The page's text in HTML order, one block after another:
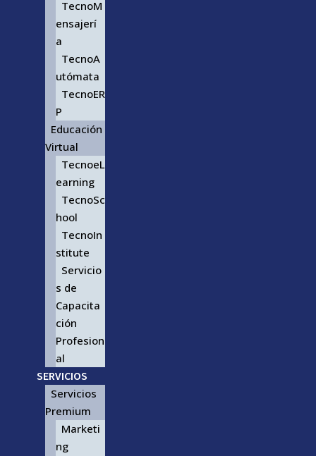
TecnoM
ensajerí
a
TecnoA
utómata
TecnoER
P
Educación
Virtual
TecnoeL
earning
TecnoSc
hool
TecnoIn
stitute
Servicio
s de
Capacita
ción
Profesion
al
SERVICIOS
Servicios
Premium
Marketi
ng